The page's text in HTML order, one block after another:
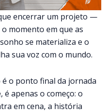
encerrar um projeto —
momento em que as
se materializa e o
sua voz com o mundo.
o ponto final da jornada
é apenas o começo: o
em cena, a história